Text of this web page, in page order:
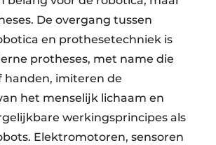
De overgang tussen
en prothesetechniek is
protheses, met name die
handen, imiteren de
het menselijk lichaam en
werkingsprincipes als
Elektromotoren, sensoren